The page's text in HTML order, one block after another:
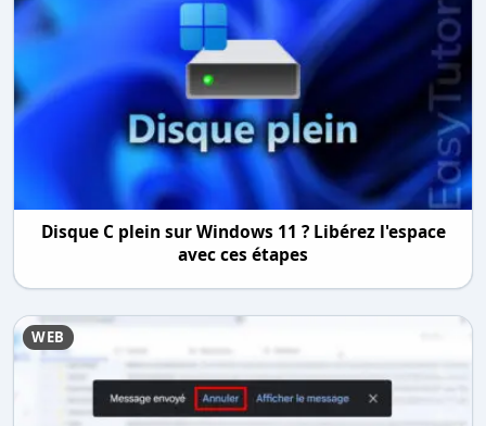
Disque C plein sur Windows 11 ? Libérez l'espace
avec ces étapes
WEB